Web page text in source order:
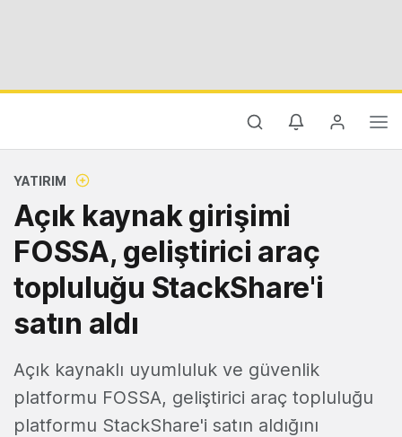
YATIRIM
Açık kaynak girişimi
FOSSA, geliştirici araç
topluluğu StackShare'i
satın aldı
Açık kaynaklı uyumluluk ve güvenlik
platformu FOSSA, geliştirici araç topluluğu
platformu StackShare'i satın aldığını